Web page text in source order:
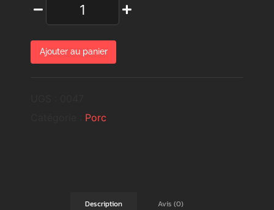
Ajouter au panier
Porc
Description Avis (0)